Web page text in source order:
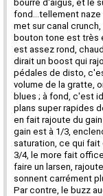
bourré d'aigus, et le
fond...tellement naze
met sur canal
bouton tone est très
est assez rond,
dirait un boost qui
pédales de disto,
volume de la gratte,
blues ; à fond, c'est
plans super rapides
en fait rajoute du
gain est à 1/3,
saturation, ce qui fait
3/4, le more fait
faire un larsen,
sonnent carrément
Par contre, le buzz